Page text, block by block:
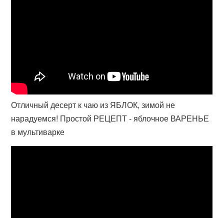
Отличный десерт к чаю из ЯБЛОК, зимой не
нарадуемся! Простой РЕЦЕПТ - яблочное ВАРЕНЬЕ
в мультиварке